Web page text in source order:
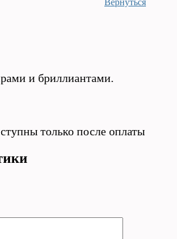
и бриллиантами.
только после оплаты